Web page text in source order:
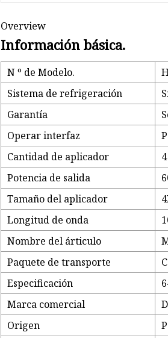
Overview
Información básica.
N º de Modelo.
Sistema de refrigeración
Garantía
Operar interfaz
Cantidad de aplicador
Potencia de salida
Tamaño del aplicador
Longitud de onda
Nombre del árticulo
Paquete de transporte
Especificación
Marca comercial
Origen